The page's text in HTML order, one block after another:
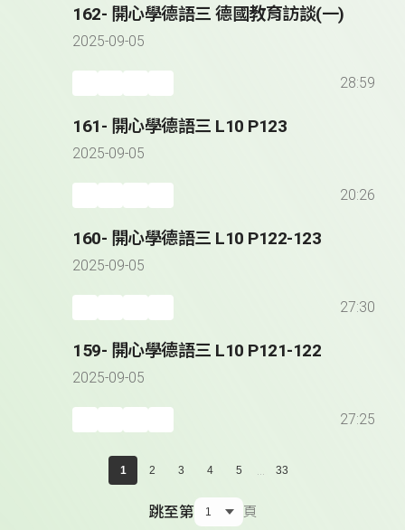
162- 開心學德語三 德國教育訪談(一)
2025-09-05
28:59
161- 開心學德語三 L10 P123
2025-09-05
20:26
160- 開心學德語三 L10 P122-123
2025-09-05
27:30
159- 開心學德語三 L10 P121-122
2025-09-05
27:25
1 2 3 4 5 ... 33
跳至第 頁